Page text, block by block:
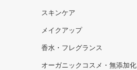
スキンケア
メイクアップ
香水・フレグランス
オーガニックコスメ・無添加化